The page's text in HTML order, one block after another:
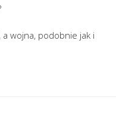
wojna, podobnie jak i